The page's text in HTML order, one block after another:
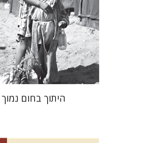
הנחת אתר ספר מודפס
$46
$41
היתוך בחום נמוך